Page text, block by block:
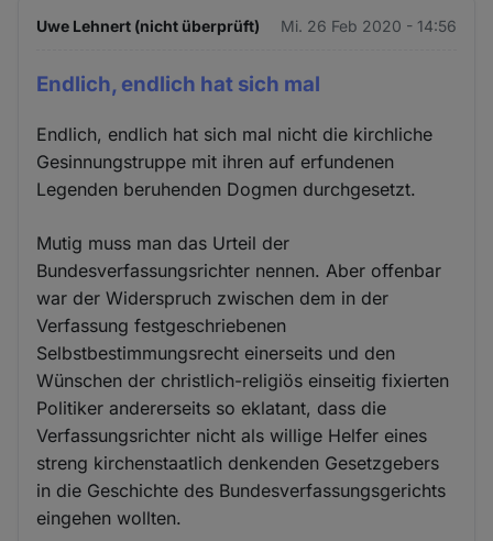
Uwe Lehnert (nicht überprüft) Mi. 26 Feb 2020 - 14:56
Endlich, endlich hat sich mal
Endlich, endlich hat sich mal nicht die kirchliche
Gesinnungstruppe mit ihren auf erfundenen
Legenden beruhenden Dogmen durchgesetzt.
Mutig muss man das Urteil der
Bundesverfassungsrichter nennen. Aber offenbar
war der Widerspruch zwischen dem in der
Verfassung festgeschriebenen
Selbstbestimmungsrecht einerseits und den
Wünschen der christlich-religiös einseitig fixierten
Politiker andererseits so eklatant, dass die
Verfassungsrichter nicht als willige Helfer eines
streng kirchenstaatlich denkenden Gesetzgebers
in die Geschichte des Bundesverfassungsgerichts
eingehen wollten.